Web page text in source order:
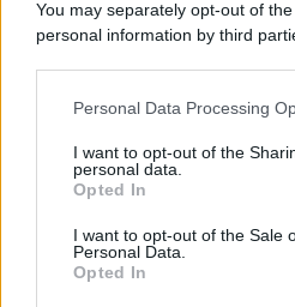
You may separately opt-out of
personal information by third
This information may also be
disclose it to other third parties.
Please note that this website/app
services and may gather and
not limited to your visit or usage
grant or deny consent to Google
Personal Data Processing
I want to opt-out of the
personal data.
Opted In
I want to opt-out of the Sale
Personal Data.
Opted In